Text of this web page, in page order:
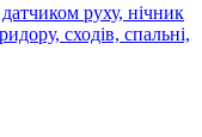
руху, нічник
сходів, спальні,